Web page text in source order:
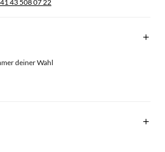
43 508 07 22
deiner Wahl